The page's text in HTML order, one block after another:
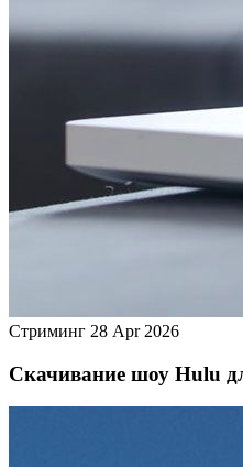
Стриминг 28 Apr 2026
Скачивание шоу Hulu